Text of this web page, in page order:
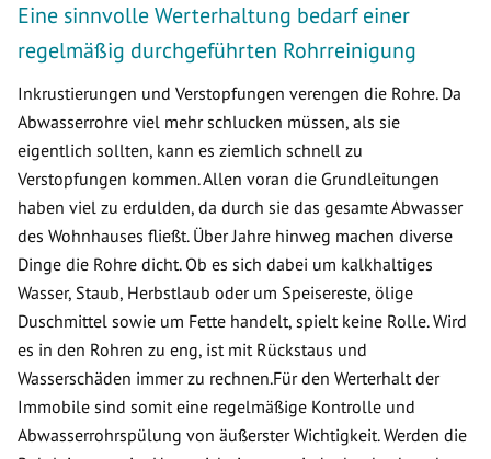
Eine sinnvolle Werterhaltung bedarf einer
regelmäßig durchgeführten Rohrreinigung
Inkrustierungen und Verstopfungen verengen die Rohre. Da
Abwasserrohre viel mehr schlucken müssen, als sie
eigentlich sollten, kann es ziemlich schnell zu
Verstopfungen kommen. Allen voran die Grundleitungen
haben viel zu erdulden, da durch sie das gesamte Abwasser
des Wohnhauses fließt. Über Jahre hinweg machen diverse
Dinge die Rohre dicht. Ob es sich dabei um kalkhaltiges
Wasser, Staub, Herbstlaub oder um Speisereste, ölige
Duschmittel sowie um Fette handelt, spielt keine Rolle. Wird
es in den Rohren zu eng, ist mit Rückstaus und
Wasserschäden immer zu rechnen.Für den Werterhalt der
Immobile sind somit eine regelmäßige Kontrolle und
Abwasserrohrspülung von äußerster Wichtigkeit. Werden die